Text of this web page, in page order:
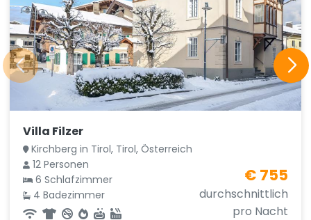
Villa Filzer
Kirchberg in Tirol, Tirol, Österreich
12 Personen
6 Schlafzimmer
4 Badezimmer
€ 755
durchschnittlich
pro Nacht